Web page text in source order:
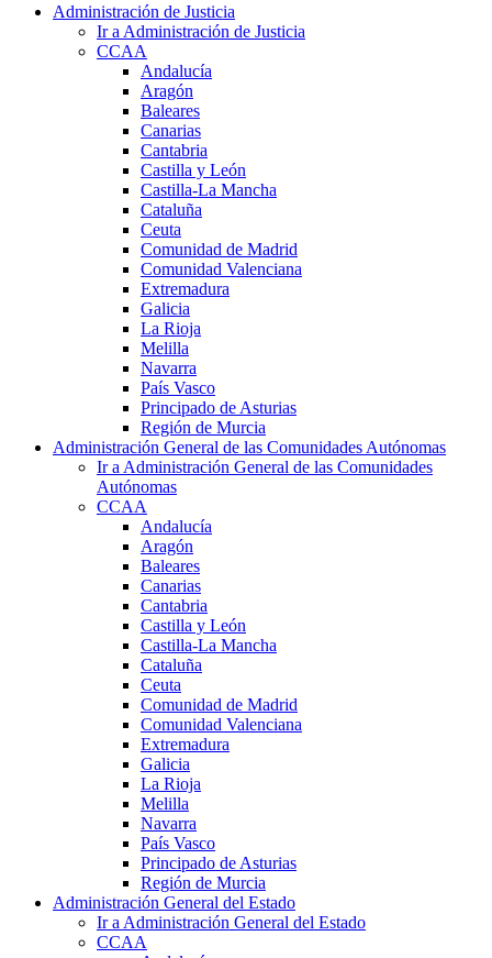
Administración de Justicia
Ir a Administración de Justicia
CCAA
Andalucía
Aragón
Baleares
Canarias
Cantabria
Castilla y León
Castilla-La Mancha
Cataluña
Ceuta
Comunidad de Madrid
Comunidad Valenciana
Extremadura
Galicia
La Rioja
Melilla
Navarra
País Vasco
Principado de Asturias
Región de Murcia
Administración General de las Comunidades Autónomas
Ir a Administración General de las Comunidades
Autónomas
CCAA
Andalucía
Aragón
Baleares
Canarias
Cantabria
Castilla y León
Castilla-La Mancha
Cataluña
Ceuta
Comunidad de Madrid
Comunidad Valenciana
Extremadura
Galicia
La Rioja
Melilla
Navarra
País Vasco
Principado de Asturias
Región de Murcia
Administración General del Estado
Ir a Administración General del Estado
CCAA